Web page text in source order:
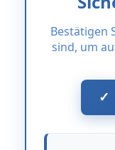
Bestätigen
sind, um
✓